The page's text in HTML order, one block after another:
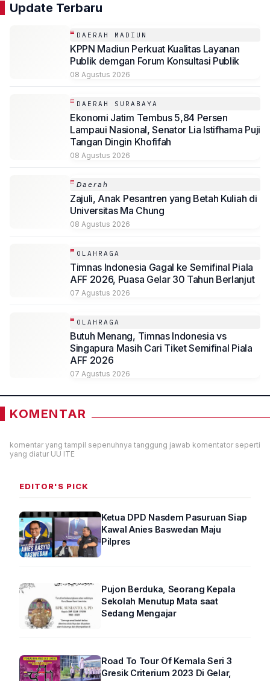
Update Terbaru
DAERAH MADIUN
KPPN Madiun Perkuat Kualitas Layanan
Publik demgan Forum Konsultasi Publik
08 Agustus 2026
DAERAH SURABAYA
Ekonomi Jatim Tembus 5,84 Persen
Lampaui Nasional, Senator Lia Istifhama Puji
Tangan Dingin Khofifah
08 Agustus 2026
𝘋𝘢𝘦𝘳𝘢𝘩
Zajuli, Anak Pesantren yang Betah Kuliah di
Universitas Ma Chung
08 Agustus 2026
OLAHRAGA
Timnas Indonesia Gagal ke Semifinal Piala
AFF 2026, Puasa Gelar 30 Tahun Berlanjut
07 Agustus 2026
OLAHRAGA
Butuh Menang, Timnas Indonesia vs
Singapura Masih Cari Tiket Semifinal Piala
AFF 2026
07 Agustus 2026
KOMENTAR
komentar yang tampil sepenuhnya tanggung jawab komentator seperti
yang diatur UU ITE
EDITOR'S PICK
Ketua DPD Nasdem Pasuruan Siap
Kawal Anies Baswedan Maju
Pilpres
Pujon Berduka, Seorang Kepala
Sekolah Menutup Mata saat
Sedang Mengajar
Road To Tour Of Kemala Seri 3
Gresik Criterium 2023 Di Gelar,